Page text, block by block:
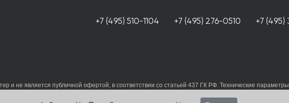
+7 (495) 510-1104 +7 (495) 276-0510 +7
и не является публичной офертой, в соответствии со статьей 437 ГК РФ. Технические
данные в любой форме обратной связи на сайте energometrika.ru